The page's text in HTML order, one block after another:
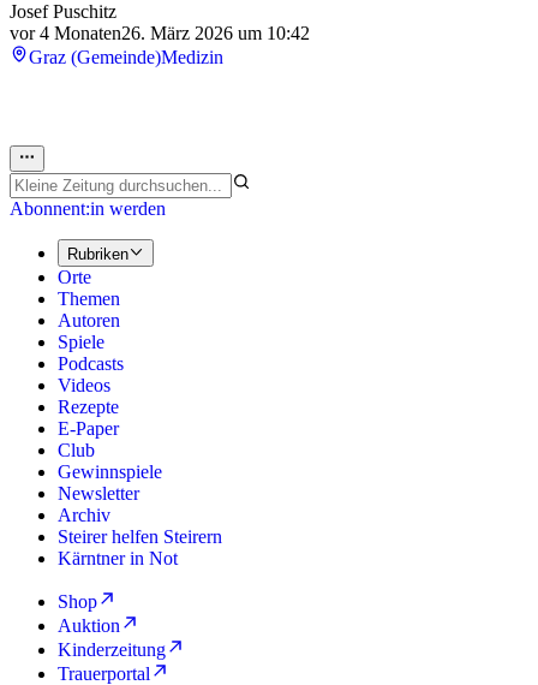
Josef Puschitz
vor 4 Monaten26. März 2026 um 10:42
Graz (Gemeinde)Medizin
Abonnent:in werden
Rubriken
Orte
Themen
Autoren
Spiele
Podcasts
Videos
Rezepte
E-Paper
Club
Gewinnspiele
Newsletter
Archiv
Steirer helfen Steirern
Kärntner in Not
Shop
Auktion
Kinderzeitung
Trauerportal